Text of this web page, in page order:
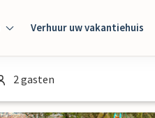
Verhuur uw vakantiehuis
2 gasten